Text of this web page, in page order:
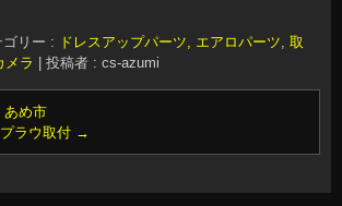
ゴリー : ドレスアップパーツ, エアロパーツ, 取
メラ 投稿者 : cs-azumi
め市
ラウ取付 →